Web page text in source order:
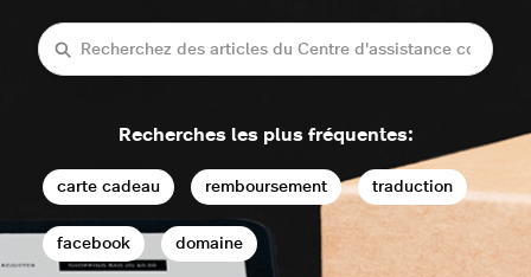
Recherche
Recherches les plus fréquentes:
carte cadeau remboursement traduction
facebook domaine